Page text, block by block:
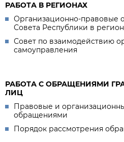
РАБОТА В РЕГИОНАХ
Организационно-правовые
Совета Республики в
Совет по взаимодействию
самоуправления
РАБОТА С ОБРАЩЕНИЯМИ
ЛИЦ
Правовые и
обращениями
Порядок рассмотрения